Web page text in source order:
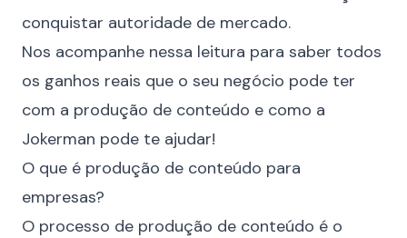
conquistar autoridade de mercado.
Nos acompanhe nessa leitura para saber todos
os ganhos reais que o seu negócio pode ter
com a produção de conteúdo e como a
Jokerman pode te ajudar!
O que é produção de conteúdo para
empresas?
O processo de produção de conteúdo é o